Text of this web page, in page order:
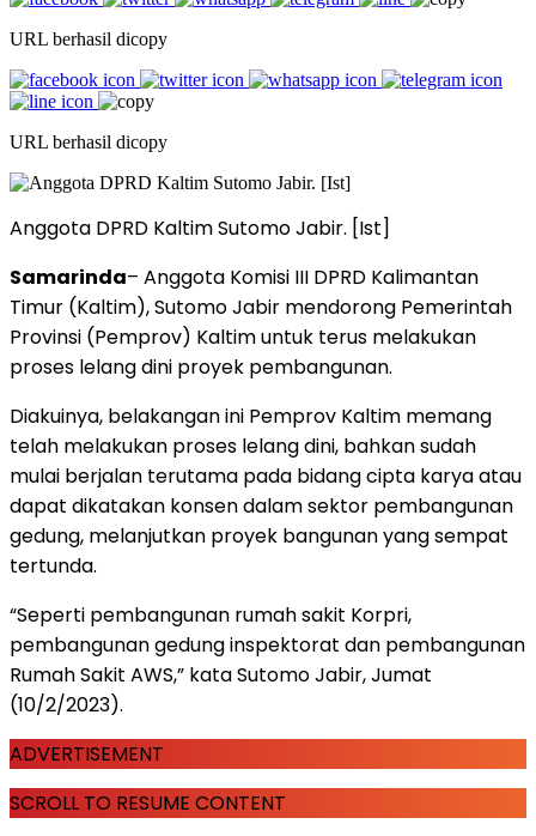
URL berhasil dicopy
URL berhasil dicopy
Anggota DPRD Kaltim Sutomo Jabir. [Ist]
Samarinda– Anggota Komisi III DPRD Kalimantan
Timur (Kaltim), Sutomo Jabir mendorong Pemerintah
Provinsi (Pemprov) Kaltim untuk terus melakukan
proses lelang dini proyek pembangunan.
Diakuinya, belakangan ini Pemprov Kaltim memang
telah melakukan proses lelang dini, bahkan sudah
mulai berjalan terutama pada bidang cipta karya atau
dapat dikatakan konsen dalam sektor pembangunan
gedung, melanjutkan proyek bangunan yang sempat
tertunda.
“Seperti pembangunan rumah sakit Korpri,
pembangunan gedung inspektorat dan pembangunan
Rumah Sakit AWS,” kata Sutomo Jabir, Jumat
(10/2/2023).
ADVERTISEMENT
SCROLL TO RESUME CONTENT